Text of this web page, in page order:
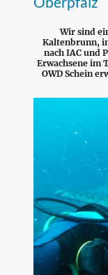
Wir sind
Kaltenbrunn,
nach IAC und
Erwachsene im
OWD Schein